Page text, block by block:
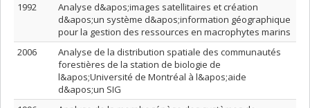
1992
Analyse d&apos;images satellitaires et création
d&apos;un système d&apos;information géographique
pour la gestion des ressources en macrophytes marins
2006
Analyse de la distribution spatiale des communautés
forestières de la station de biologie de
l&apos;Université de Montréal à l&apos;aide
d&apos;un SIG